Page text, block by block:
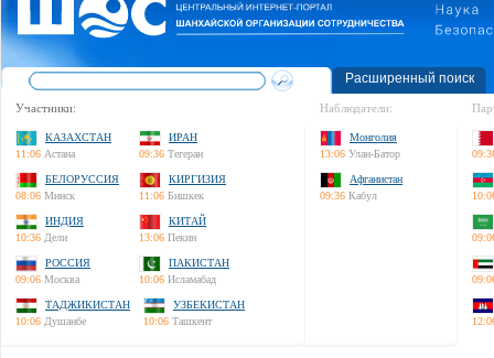
Расширенный поиск
Участники:
КАЗАХСТАН
11:06 Астана
ИРАН
09:36 Тегеран
БЕЛОРУССИЯ
08:06 Минск
КИРГИЗИЯ
11:06 Бишкек
ИНДИЯ
10:36 Дели
КИТАЙ
13:06 Пекин
РОССИЯ
09:06 Москва
ПАКИСТАН
10:06 Исламабад
ТАДЖИКИСТАН
10:06 Душанбе
УЗБЕКИСТАН
10:06 Ташкент
Наблюдатели:
Монголия
13:06 Улан-Батор
Афганистан
09:36 Кабул